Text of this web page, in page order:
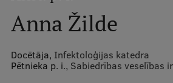
Darbiniekiem
Darba devējiem
Kontakti
Anna Žilde
Docētāja, Infektoloģijas katedra
Pētnieka p. i., Sabiedrības veselības